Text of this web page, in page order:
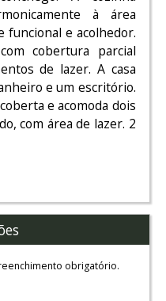
à área
funcional e acolhedor.
cobertura parcial
de lazer. A casa
e um escritório.
e acomoda dois
com área de lazer. 2
obrigatório.